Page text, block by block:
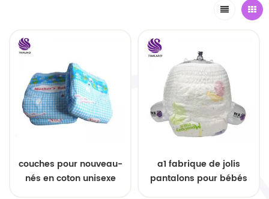
couches pour nouveau-
nés en coton unisexe
a1 fabrique de jolis
pantalons pour bébés